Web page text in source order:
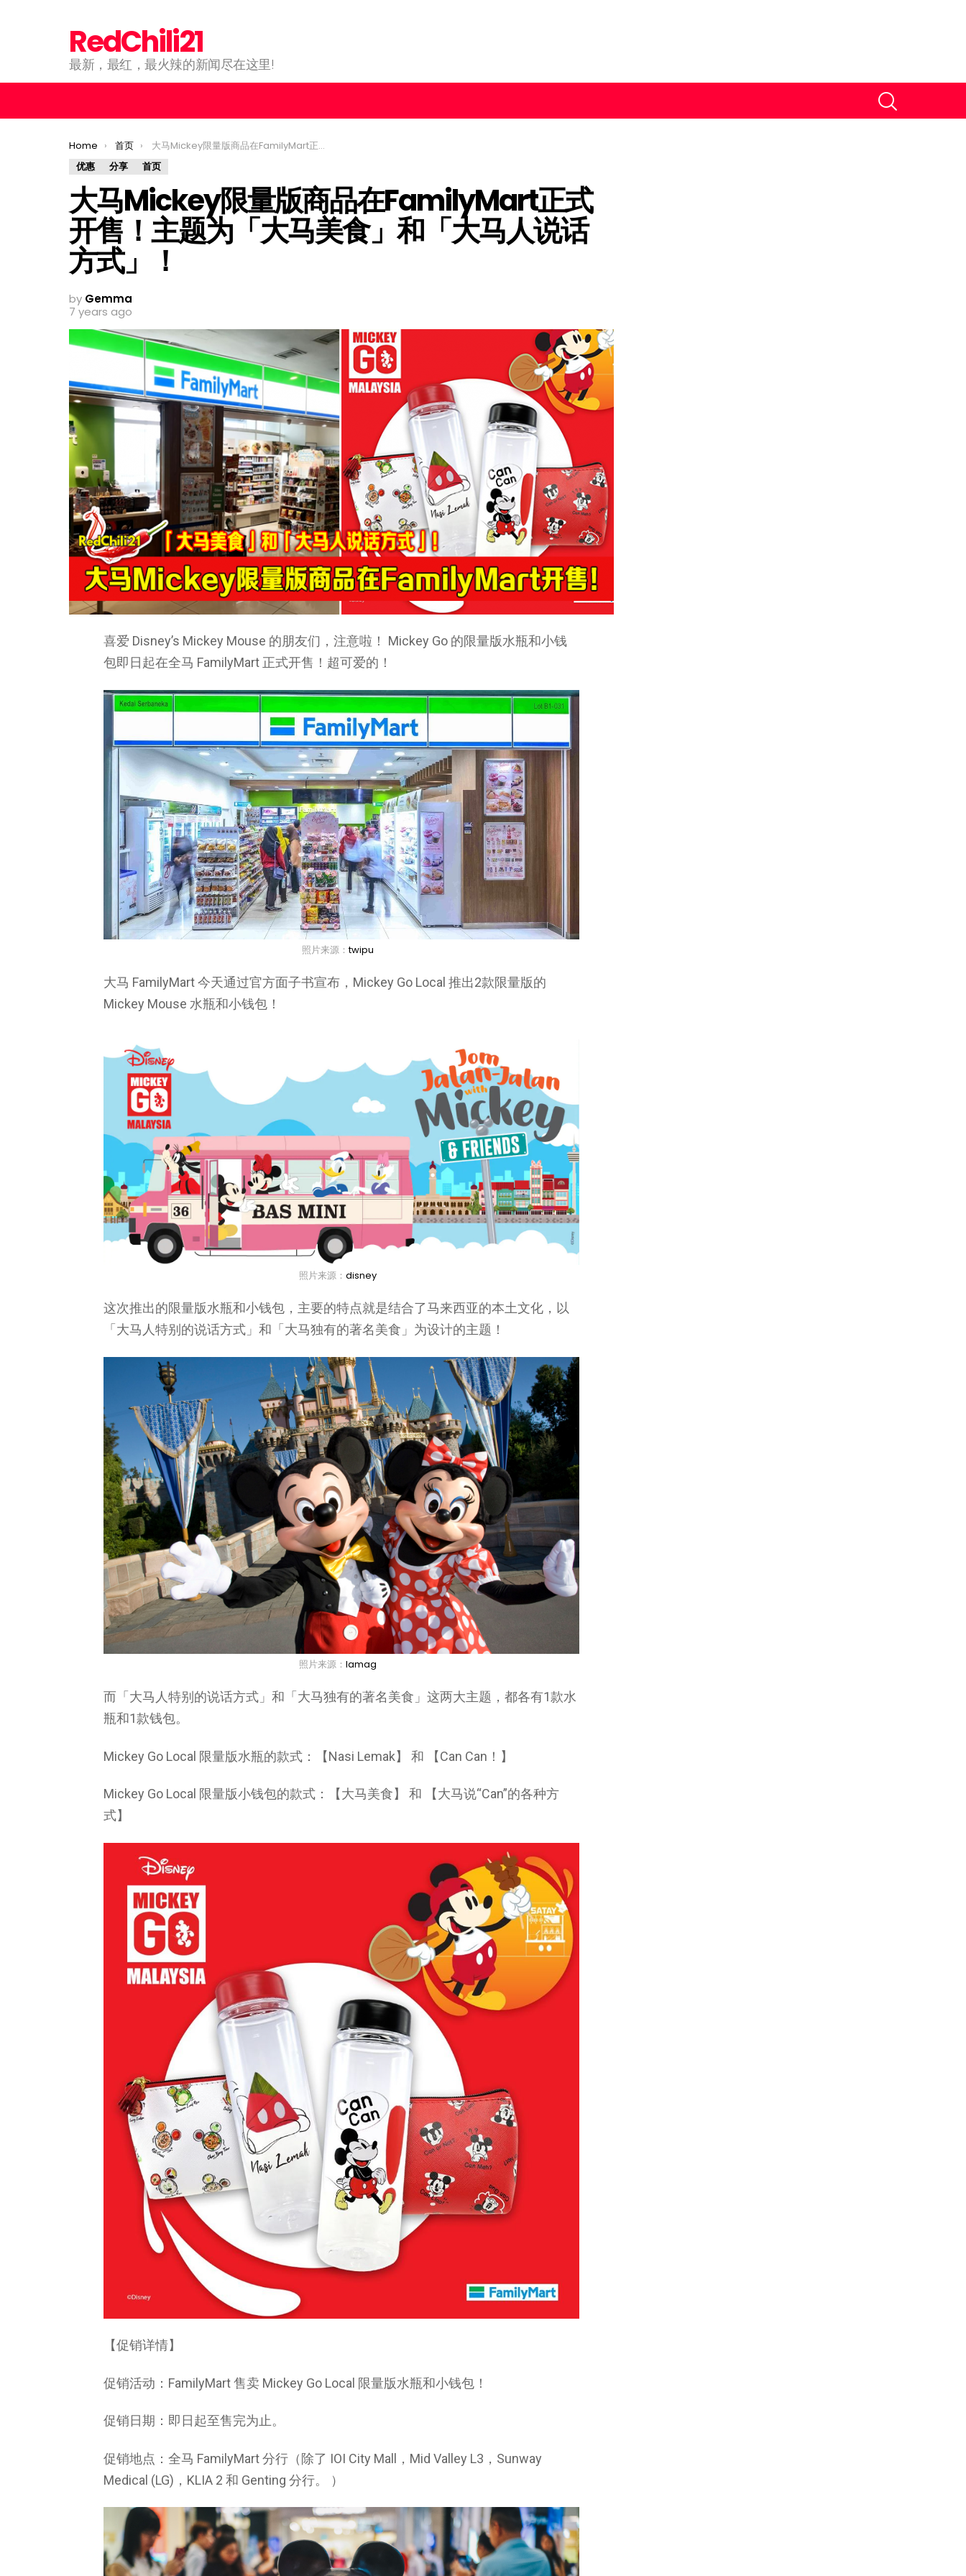
RedChili21
最新，最红，最火辣的新闻尽在这里!
You are here:
Home 首页
大马Mickey限量版商品在FamilyMart正式开售！主题为「大马美食」和「大马人说话方式」！
优惠
分享 首页
大马Mickey限量版商品在FamilyMart正式
开售！主题为「大马美食」和「大马人说话
方式」！
by Gemma
7 years ago
喜爱 Disney’s Mickey Mouse 的朋友们，注意啦！ Mickey Go 的限量版水瓶和小钱
包即日起在全马 FamilyMart 正式开售！超可爱的！
照片来源：twipu
大马 FamilyMart 今天通过官方面子书宣布，Mickey Go Local 推出2款限量版的
Mickey Mouse 水瓶和小钱包！
照片来源： disney
这次推出的限量版水瓶和小钱包，主要的特点就是结合了马来西亚的本土文化，以
「大马人特别的说话方式」和「大马独有的著名美食」为设计的主题！
照片来源： lamag
而「大马人特别的说话方式」和「大马独有的著名美食」这两大主题，都各有1款水
瓶和1款钱包。
Mickey Go Local 限量版水瓶的款式：【Nasi Lemak】 和 【Can Can！】
Mickey Go Local 限量版小钱包的款式：【大马美食】 和 【大马说“Can”的各种方
式】
【促销详情】
促销活动：FamilyMart 售卖 Mickey Go Local 限量版水瓶和小钱包！
促销日期：即日起至售完为止。
促销地点：全马 FamilyMart 分行（除了 IOI City Mall，Mid Valley L3，Sunway
Medical (LG)，KLIA 2 和 Genting 分行。 ）